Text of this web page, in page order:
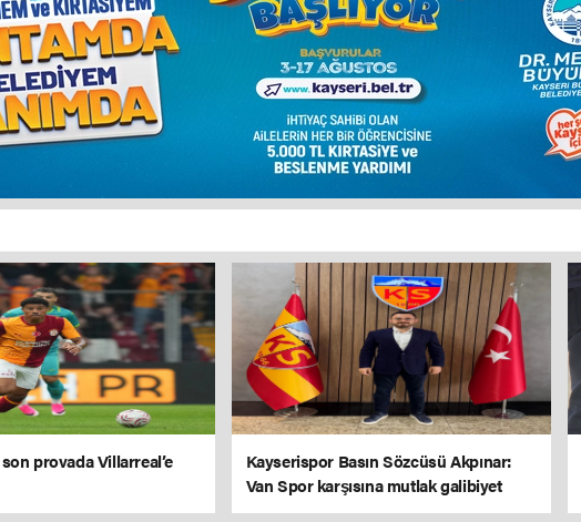
provada Villarreal’e
Kayserispor Basın Sözcüsü Akpınar:
Van Spor karşısına mutlak galibiyet
parolasıyla çıkıyoruz